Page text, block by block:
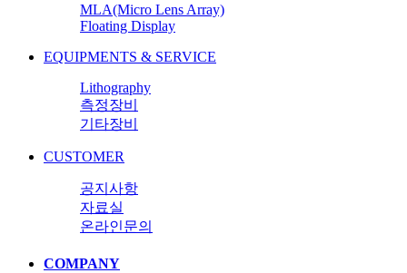
MLA(Micro Lens Array)
Floating Display
EQUIPMENTS & SERVICE
Lithography
측정장비
기타장비
CUSTOMER
공지사항
자료실
온라인문의
COMPANY